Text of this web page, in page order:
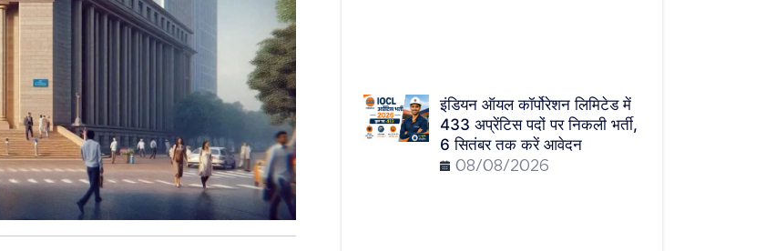
इंडियन ऑयल कॉर्पोरेशन लिमिटेड में
433 अप्रेंटिस पदों पर निकली भर्ती,
6 सितंबर तक करें आवेदन
08/08/2026